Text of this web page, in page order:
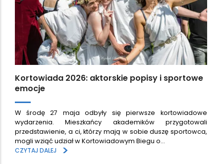
Kortowiada 2026: aktorskie popisy i sportowe
emocje
W środę 27 maja odbyły się pierwsze kortowiadowe
wydarzenia. Mieszkańcy akademików przygotowali
przedstawienie, a ci, którzy mają w sobie duszę sportowca,
mogli wziąć udział w Kortowiadowym Biegu o…
CZYTAJ DALEJ
>